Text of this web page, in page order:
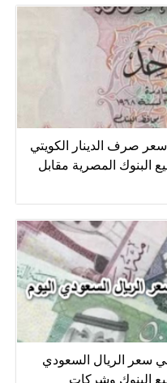
سعر صرف الدينار الكويتي
20 يونيو 2022 في جميع البنوك المصرية مقابل
في سعر الريال السعودي
20 يونيو 2022 في جميع البنوك وشركات